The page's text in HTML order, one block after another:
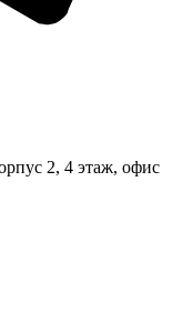
2, 4 этаж, офис